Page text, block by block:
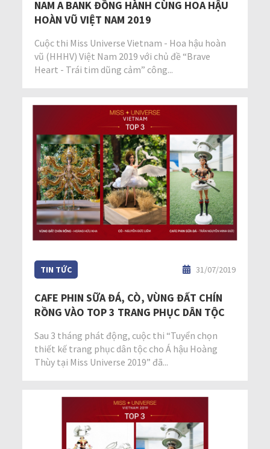
NAM A BANK ĐỒNG HÀNH CÙNG HOA HẬU
HOÀN VŨ VIỆT NAM 2019
Cuộc thi Miss Universe Vietnam - Hoa hậu hoàn
vũ (HHHV) Việt Nam 2019 với chủ đề “Brave
Heart - Trái tim dũng cảm” công...
TIN TỨC 31/07/2019
CAFE PHIN SỮA ĐÁ, CÒ, VÙNG ĐẤT CHÍN
RỒNG VÀO TOP 3 TRANG PHỤC DÂN TỘC
Sau 3 tháng phát động, cuộc thi “Tuyển chọn
thiết kế trang phục dân tộc cho Á hậu Hoàng
Thùy tại Miss Universe 2019” đã...